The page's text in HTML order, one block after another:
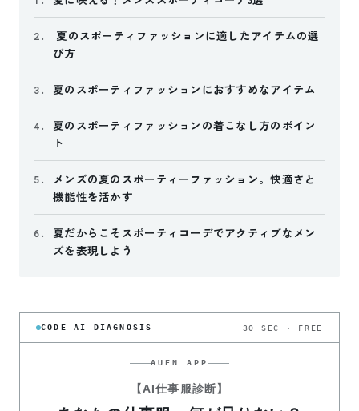
2.
夏のスポーティファッションに適したアイテムの選
び方
3. 夏のスポーティファッションにおすすめなアイテム
4.
夏のスポーティファッションの着こなし方のポイン
ト
5.
メンズの夏のスポーティーファッション。快適さと
機能性を活かす
6.
夏だからこそスポーティコーデでアクティブなメン
ズを表現しよう
CODE AI DIAGNOSIS 30 SEC · FREE
AUEN APP
【AI仕事服診断】